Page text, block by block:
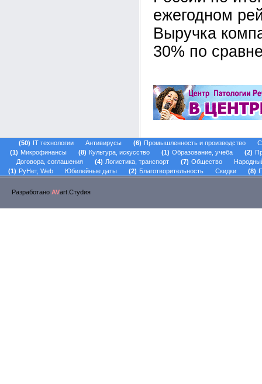
ежегодном
Выручка
30% по
50 IT технологии Антивирусы 6 Промышленность и производство
1
Микрофинансы 8 Культура, искусство 1 Образование, учеба 2
Договора, соглашения
4 Логистика, транспорт 7 Общество
1
РуНет, Web Юбилейные даты 2 Благотворительность Скидки 8
Разработано AVart.Стуdия